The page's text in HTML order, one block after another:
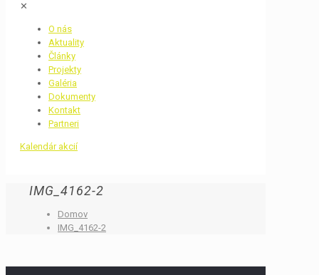
✕
O nás
Aktuality
Články
Projekty
Galéria
Dokumenty
Kontakt
Partneri
Kalendár akcií
IMG_4162-2
Domov
IMG_4162-2